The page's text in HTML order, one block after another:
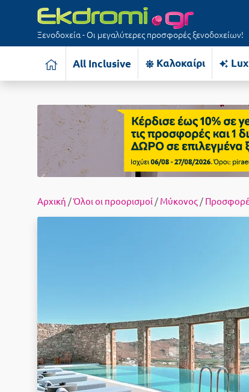
Ξενοδοχεία - Οι μεγαλύτερες προσφορές ξενοδοχείων!
All Inclusive Καλοκαίρι
Αρχική /Όλοι οι προορισμοί / Μύκονος /